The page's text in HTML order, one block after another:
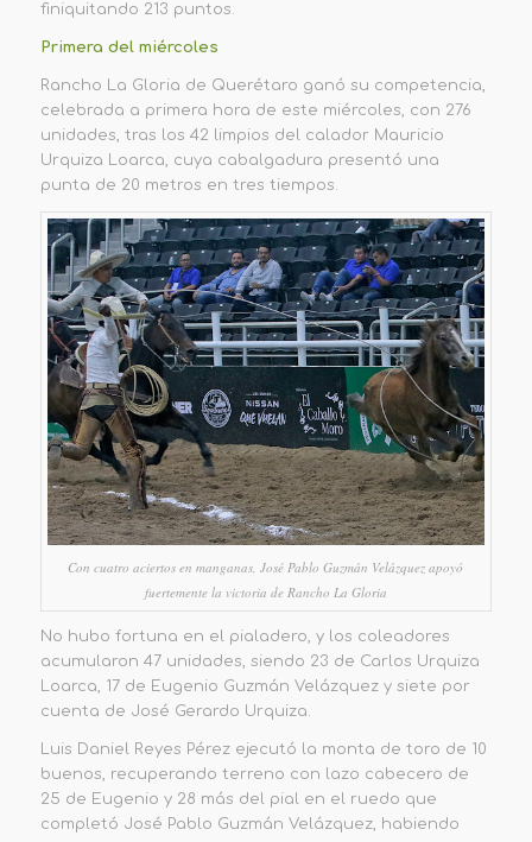
finiquitando 213 puntos.
Primera del miércoles
Rancho La Gloria de Querétaro ganó su competencia,
celebrada a primera hora de este miércoles, con 276
unidades, tras los 42 limpios del calador Mauricio
Urquiza Loarca, cuya cabalgadura presentó una
punta de 20 metros en tres tiempos.
Con cuatro aciertos en manganas, José Pablo Guzmán Velázquez apoyó
fuertemente la victoria de Rancho La Gloria
No hubo fortuna en el pialadero, y los coleadores
acumularon 47 unidades, siendo 23 de Carlos Urquiza
Loarca, 17 de Eugenio Guzmán Velázquez y siete por
cuenta de José Gerardo Urquiza.
Luis Daniel Reyes Pérez ejecutó la monta de toro de 10
buenos, recuperando terreno con lazo cabecero de
25 de Eugenio y 28 más del pial en el ruedo que
completó José Pablo Guzmán Velázquez, habiendo